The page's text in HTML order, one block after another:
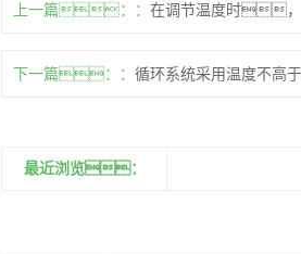
上一篇： 在调节温度时，
下一篇： 循环系统采用温度不高
最近浏览：